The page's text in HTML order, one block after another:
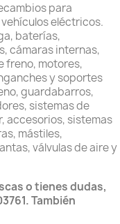
para
eléctricos.
baterías,
cámaras internas,
freno, motores,
y soportes
guardabarros,
sistemas de
accesorios, sistemas
mástiles,
válvulas de aire y
o tienes dudas,
También